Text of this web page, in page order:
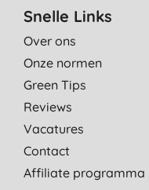
Snelle Links
Over ons
Onze normen
Green Tips
Reviews
Vacatures
Contact
Affiliate programma